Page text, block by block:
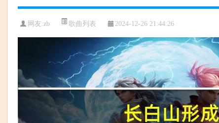
网友:zb 歌曲列表 2024-12-26 21:44:26